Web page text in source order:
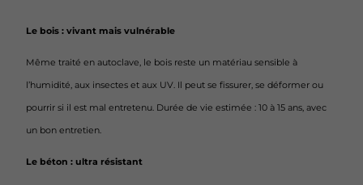
Le bois : vivant mais vulnérable
Même traité en autoclave, le bois reste un matériau sensible à
l’humidité, aux insectes et aux UV. Il peut se fissurer, se déformer ou
pourrir si il est mal entretenu. Durée de vie estimée : 10 à 15 ans, avec
un bon entretien.
Le béton : ultra résistant